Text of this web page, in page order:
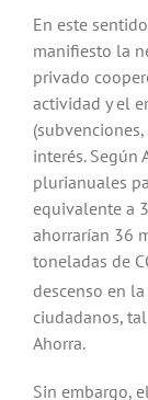
En este
manifiesto la
privado
actividad y el
interés. Según
plurianuales
equivalente a
ahorrarían 36
toneladas de
descenso en
ciudadanos,
Ahorra.
Sin embargo,